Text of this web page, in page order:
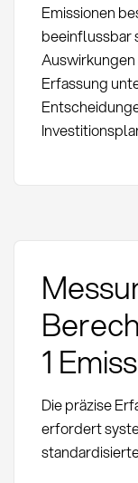
Emissionen
beeinflussbar
Auswirkungen
Erfassung
1
Die präzise
erfordert